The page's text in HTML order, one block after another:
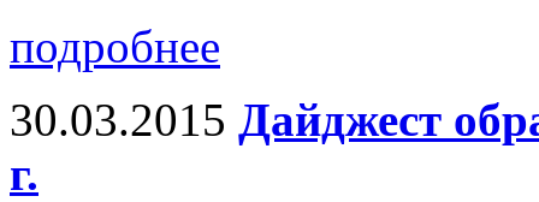
подробнее
30.03.2015 Дайджест
г.